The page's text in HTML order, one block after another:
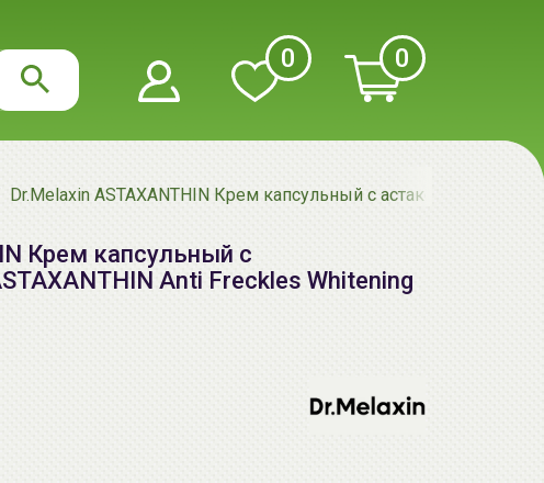
0 0
Dr.Melaxin ASTAXANTHIN Крем капсульный с астаксантином |
Крем капсульный с
Anti Freckles Whitening